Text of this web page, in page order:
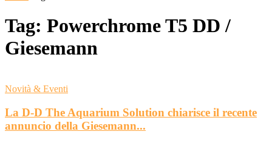
Tag: Powerchrome T5 DD /
Giesemann
Novità & Eventi
La D-D The Aquarium Solution chiarisce il recente
annuncio della Giesemann...